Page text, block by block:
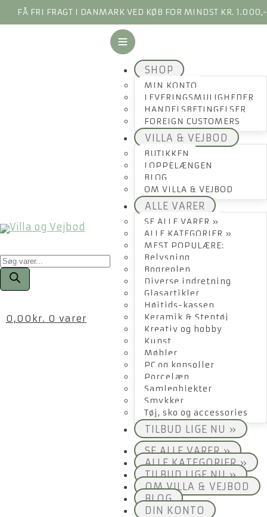
FÅ FRI FRAGT I DANMARK VED KØB FOR MINDST KR. 1.000,-
Products
search
0,00 kr. 0 varer
SHOP
MIN KONTO
LEVERINGSMULIGHEDER
HANDELSBETINGELSER
FOREIGN CUSTOMERS
VILLA & VEJBOD
BUTIKKEN
LOPPELÆNGEN
BLOG
OM VILLA & VEJBOD
ALLE VARER
SE ALLE VARER »
ALLE KATEGORIER »
MEST POPULÆRE:
Belysning
Bogreolen
Diverse indretning
Glasartikler
Højtids-kassen
Keramik & Stentøj
Kreativ og hobby
Kunst
Møbler
PC og konsoller
Porcelæn
Samleobjekter
Smykker
Tøj, sko og accessories
TILBUD LIGE NU »
SE ALLE VARER »
ALLE KATEGORIER »
TILBUD LIGE NU »
OM VILLA & VEJBOD
BLOG
DIN KONTO